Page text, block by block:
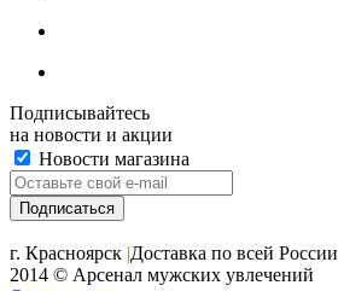
Подписывайтесь
на новости и акции
Новости магазина
г. Красноярск |Доставка по всей России
2014 © Арсенал мужских увлечений